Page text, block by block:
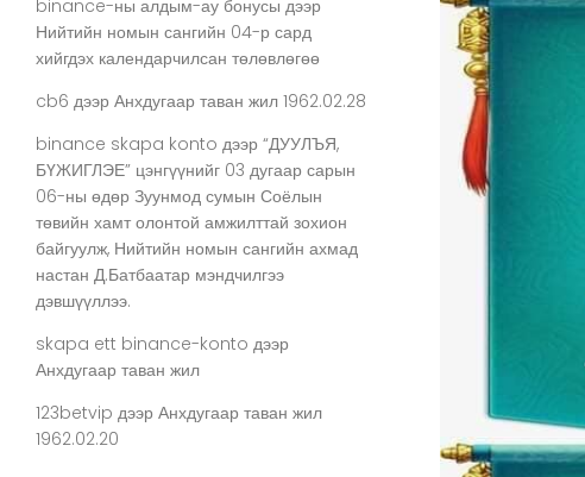
binance-ны алдым-ау бонусы дээр
Нийтийн номын сангийн 04-р сард
хийгдэх календарчилсан төлөвлөгөө
cb6 дээр Анхдугаар таван жил 1962.02.28
binance skapa konto дээр “ДУУЛЪЯ,
БҮЖИГЛЭЕ” цэнгүүнийг 03 дугаар сарын
06-ны өдөр Зуунмод сумын Соёлын
төвийн хамт олонтой амжилттай зохион
байгуулж, Нийтийн номын сангийн ахмад
настан Д.Батбаатар мэндчилгээ
дэвшүүллээ.
skapa ett binance-konto дээр
Анхдугаар таван жил
123betvip дээр Анхдугаар таван жил
1962.02.20